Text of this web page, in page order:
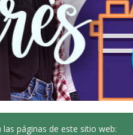
páginas de este sitio web: